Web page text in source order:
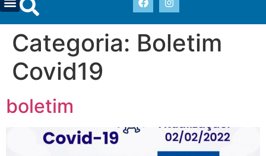
Categoria: Boletim
Covid19
boletim